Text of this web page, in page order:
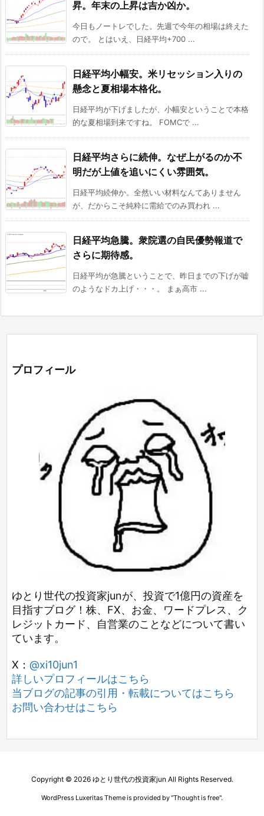
昇。年末の上昇は吉か凶か。
今日もノートレでした。先週で今年の相場は終えた
ので。 とはいえ、日経平均+700 ...
日経平均小幅安。米リセッション入りの
懸念と夏相場本格化。
日経平均が下げましたが、小幅安ということで本格
的な夏相場到来ですね。 FOMCで ...
日経平均さらに続伸。なぜ上がるのか不
明だが上値を追いにくい雰囲気。
日経平均続伸か。全然いい材料なんてありません
が、だからこそ純粋に需給でのみ買われ ...
日経平均急騰。衆院選の自民優勢報道で
さらに期待感。
日経平均が急騰ということで、昨日までの下げが嘘
のようなドカ上げ・・・。 まぁ高市 ...
プロフィール
ゆとり世代の投資家junが、投資で1億円の資産を
目指すブログ！株、FX、お金、ワードプレス、ク
レジットカード、自営業のことなどについて書い
ています。
X： @xi10jun1
詳しいプロフィールはこちら
当ブログの記事の引用・転載についてはこちら
お問い合わせはこちら
Copyright © 2026 ゆとり世代の投資家jun All Rights Reserved.
WordPress Luxeritas Theme is provided by "Thought is free".